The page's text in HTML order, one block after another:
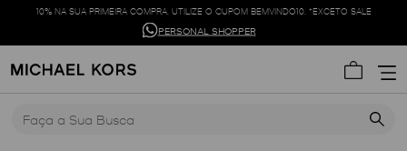
10% NA SUA PRIMEIRA COMPRA. UTILIZE O CUPOM BEMVINDO10. *EXCETO SALE
PERSONAL SHOPPER